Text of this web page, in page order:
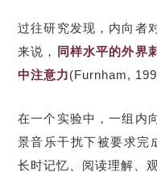
过往研究发现，内向者
来说，
同样水平的外界
中注意力(Furnham,
在一个实验中，一组内
景音乐干扰下被要求完
长时记忆、阅读理解、